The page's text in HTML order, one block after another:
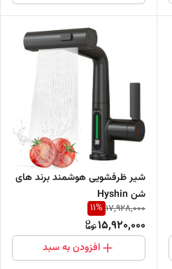
شیر ظرفشویی هوشمند برند های
شن Hyshin
17,928,000
11%
15,920,000
افزودن به سبد